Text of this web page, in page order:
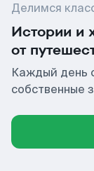
Делимся
Истории и
от
Каждый день
собственные